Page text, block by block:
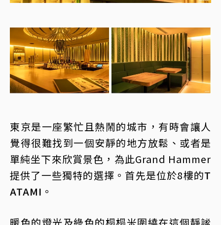
東京是一座繁忙且熱鬧的城市，有時會讓人
覺得很難找到一個安靜的地方放鬆、或者是
單純坐下來欣賞景色，為此Grand Hammer
提供了一些獨特的選擇。首先是位於8樓的T
ATAMI 。